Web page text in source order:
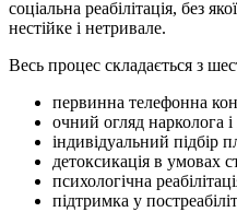
соціальна реабілітація, без
нестійке і нетривале.
Весь процес складається з
первинна телефонна
очний огляд нарколога
індивідуальний підбір
детоксикація в умовах
психологічна
підтримка у